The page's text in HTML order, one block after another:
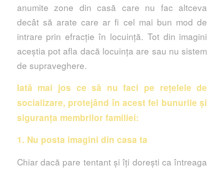
anumite zone din casă care nu fac altceva
decât să arate care ar fi cel mai bun mod de
intrare prin efracție în locuință. Tot din imagini
aceștia pot afla dacă locuința are sau nu sistem
de supraveghere.
Iată mai jos ce să nu faci pe rețelele de
socializare, protejând în acest fel bunurile și
siguranța membrilor familiei:
1. Nu posta imagini din casa ta
Chiar dacă pare tentant și îți dorești ca întreaga